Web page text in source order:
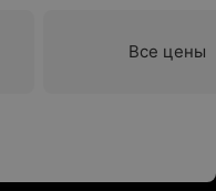
Все цены